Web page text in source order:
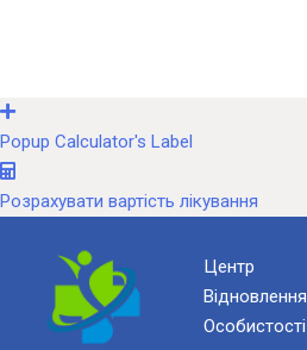
Popup Calculator's Label
Розрахувати вартість лікування
Центр
Відновлення
Особистості